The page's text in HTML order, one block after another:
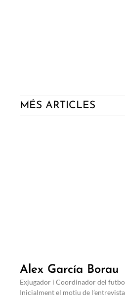
MÉS ARTICLES
Alex García Borau
Exjugador i Coordinador del
Inicialment el motiu de